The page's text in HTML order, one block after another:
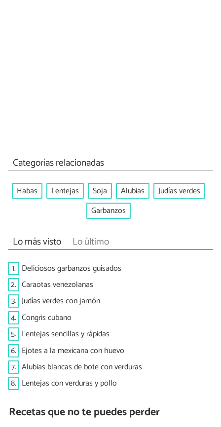
Categorías relacionadas
Habas Lentejas Soja Alubias
Judías verdes
Garbanzos
Lo más visto Lo último
1. Deliciosos garbanzos guisados
2. Caraotas venezolanas
3. Judías verdes con jamón
4. Congris cubano
5. Lentejas sencillas y rápidas
6. Ejotes a la mexicana con huevo
7. Alubias blancas de bote con verduras
8. Lentejas con verduras y pollo
Recetas que no te puedes perder